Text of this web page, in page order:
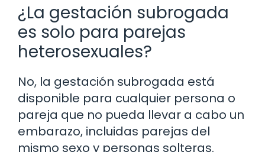
¿La gestación subrogada
es solo para parejas
heterosexuales?
No, la gestación subrogada está
disponible para cualquier persona o
pareja que no pueda llevar a cabo un
embarazo, incluidas parejas del
mismo sexo y personas solteras.